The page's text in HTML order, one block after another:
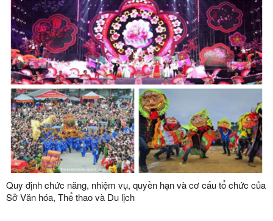
Quy định chức năng, nhiệm vụ, quyền hạn và cơ cấu tổ chức của
Sở Văn hóa, Thể thao và Du lịch